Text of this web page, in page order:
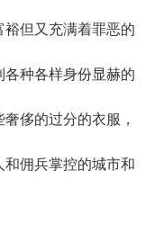
但又充满着罪恶的
种各样身份显赫的
侈的过分的衣服，
佣兵掌控的城市和